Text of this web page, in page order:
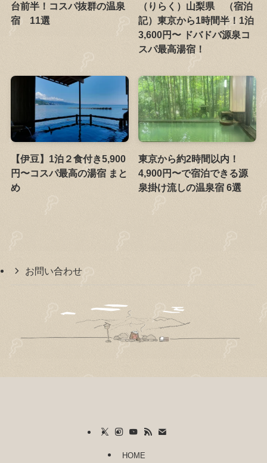
台前半！コスパ抜群の温泉
宿 11選
（りらく）山梨県 （宿泊
記）東京から1時間半！1泊
3,600円〜 ドバドバ源泉コ
スパ最高湯宿！
【伊豆】1泊２食付き5,900
円〜コスパ最高の湯宿 まと
め
東京から約2時間以内！
4,900円〜で宿泊できる源
泉掛け流しの温泉宿 6選
お問い合わせ
HOME